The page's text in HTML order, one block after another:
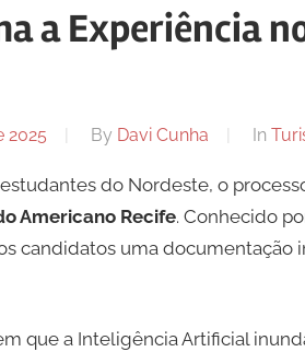
a Experiência
2025 By Davi Cunha In
estudantes do Nordeste, o
Americano Recife. Conhecido
candidatos uma documentação
que a Inteligência Artificial